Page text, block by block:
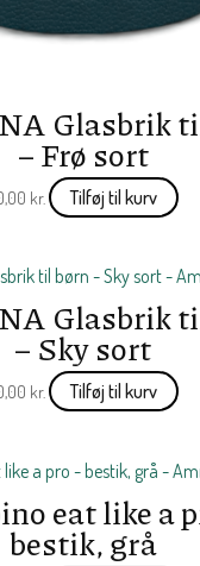
Glasbrik
– Frø sort
kr. Tilføj til kurv
Glasbrik
– Sky sort
kr. Tilføj til kurv
eat like a
bestik, grå